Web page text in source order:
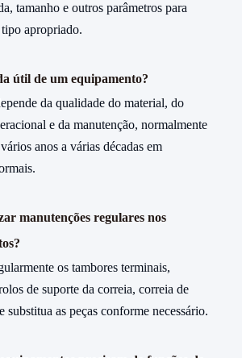
tamanho e outros parâmetros para
apropriado.
útil de um equipamento?
da qualidade do material, do
e da manutenção, normalmente
anos a várias décadas em
manutenções regulares nos
os tambores terminais,
de suporte da correia, correia de
substitua as peças conforme necessário.